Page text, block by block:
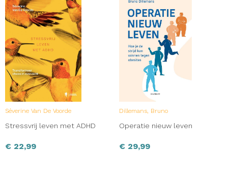
Séverine Van De Voorde
Stressvrij leven met ADHD
€ 22,99
Dillemans, Bruno
Operatie nieuw leven
€ 29,99